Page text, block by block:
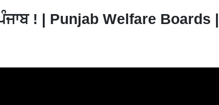
! | Punjab Welfare Boards |